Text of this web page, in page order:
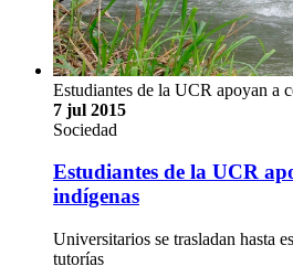
Estudiantes de la UCR apoyan a
7 jul 2015
Sociedad
Estudiantes de la UCR
indígenas
Universitarios se trasladan hasta
tutorías